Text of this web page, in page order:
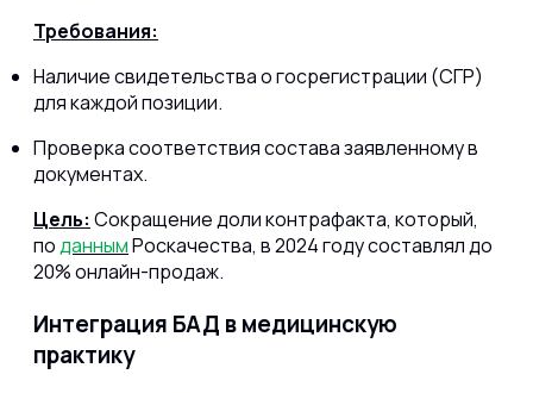
Требования:
Наличие свидетельства о госрегистрации (СГР)
для каждой позиции.
Проверка соответствия состава заявленному в
документах.
Цель: Сокращение доли контрафакта, который,
поданнымРоскачества, в 2024 году составлял до
20% онлайн-продаж.
Интеграция БАД в медицинскую
практику